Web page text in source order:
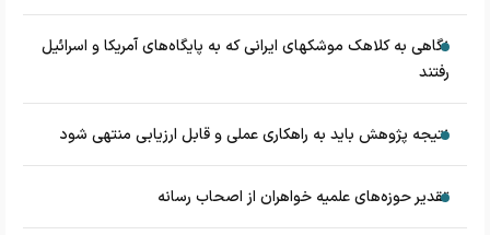
نگاهی به کلاهک‎ موشک‎های ایرانی که به پایگاه‌های آمریکا و اسرائیل
رفتند
نتیجه پژوهش باید به راهکاری عملی و قابل ارزیابی منتهی شود
تقدیر حوزه‌های علمیه خواهران از اصحاب رسانه